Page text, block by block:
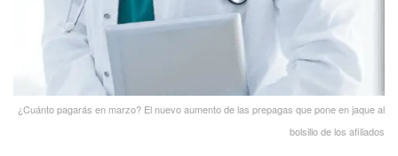
¿Cuánto pagarás en marzo? El nuevo aumento de las prepagas que pone en jaque al
bolsillo de los afiliados